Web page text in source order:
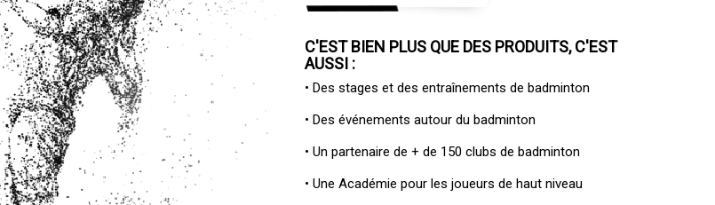
C'EST BIEN PLUS QUE DES PRODUITS, C'EST
AUSSI :
• Des stages et des entraînements de badminton
• Des événements autour du badminton
• Un partenaire de + de 150 clubs de badminton
• Une Académie pour les joueurs de haut niveau